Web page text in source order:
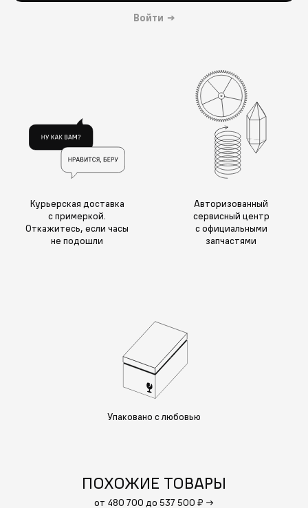
Войти →
Курьерская доставка
с примеркой.
Откажитесь, если часы
не подошли
Авторизованный
сервисный центр
с официальными
запчастями
Упаковано с любовью
ПОХОЖИЕ ТОВАРЫ
от 480 700 до 537 500 ₽ →